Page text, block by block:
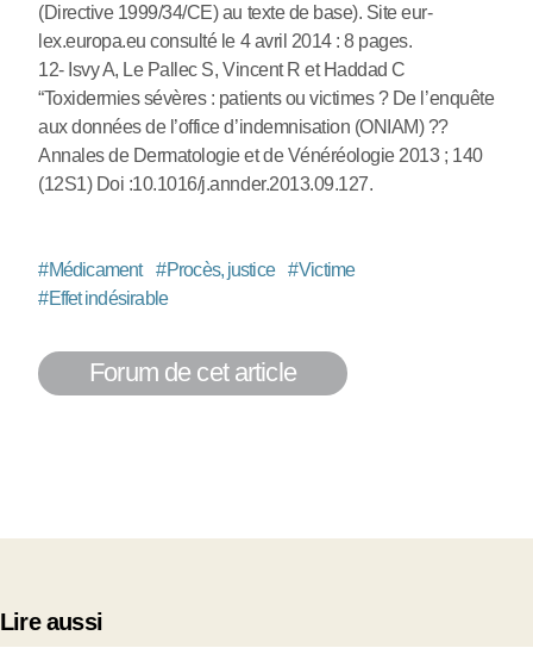
(Directive 1999/34/CE) au texte de base). Site eur-
lex.europa.eu consulté le 4 avril 2014 : 8 pages.
12- Isvy A, Le Pallec S, Vincent R et Haddad C
“Toxidermies sévères : patients ou victimes ? De l’enquête
aux données de l’office d’indemnisation (ONIAM) ??
Annales de Dermatologie et de Vénéréologie 2013 ; 140
(12S1) Doi :10.1016/j.annder.2013.09.127.
#Médicament #Procès, justice #Victime
#Effet indésirable
Forum de cet article
Lire aussi